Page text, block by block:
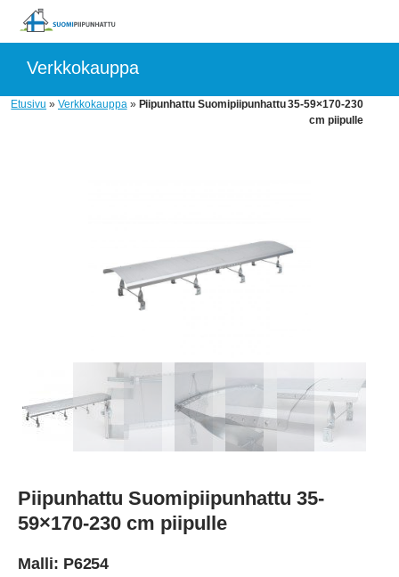
Skip
to
content
Edulliset
kestävät
Verkkokauppa
Etusivu »Verkkokauppa » Piipunhattu Suomipiipunhattu 35-59×170-230
cm piipulle
Piipunhattu Suomipiipunhattu 35-
59×170-230 cm piipulle
Malli: P6254